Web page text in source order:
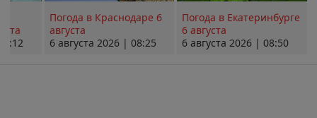
Погода в Краснодаре 6
августа
6 августа 2026 | 08:25
Погода в Екатеринбурге
6 августа
6 августа 2026 | 08:50